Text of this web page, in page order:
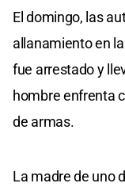
El domingo, las
allanamiento en
fue arrestado y
hombre enfrenta
de armas.
La madre de uno